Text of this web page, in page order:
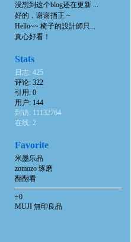
没想到这个blog还在更新 ...
好的，谢谢指正 ~
Hello~~ 椅子的設計師只...
真心好看！
Stats
日志: 425
评论: 322
引用: 0
用户: 144
到访: 11132764
在线: 2
Favorite
米墨乐品
zomozo 琢磨
翻翻看
±0
MUJI 無印良品